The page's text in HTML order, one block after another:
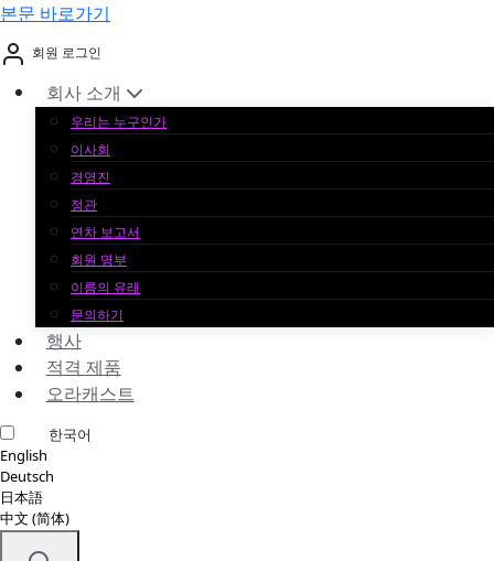
본문 바로가기
회원 로그인
회사 소개
우리는 누구인가
이사회
경영진
정관
연차 보고서
회원 명부
이름의 유래
문의하기
행사
적격 제품
오라캐스트
한국어
English
Deutsch
日本語
中文 (简体)